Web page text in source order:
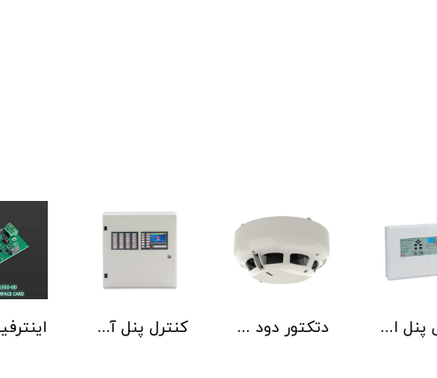
کنترل پنل آدرس پذیر C-TEC سری ZFP یک تا 4 لوپ کابینت استاندارد دتکتور دود آدرس پذیر هوچیکی Hochiki مدل ALN-EN SCI کنترل پنل اطفاء حریق C-TEC EP203